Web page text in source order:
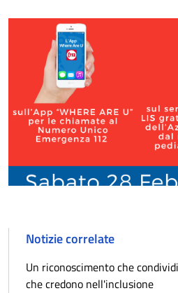
Notizie correlate
Un riconoscimento che
che credono nell'inclusione